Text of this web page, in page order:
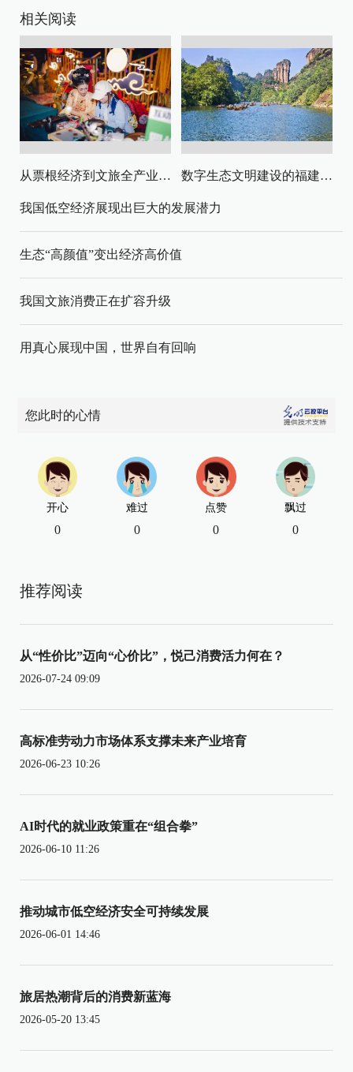
相关阅读
从票根经济到文旅全产业链升级 数字生态文明建设的福建路径与启示
我国低空经济展现出巨大的发展潜力
生态“高颜值”变出经济高价值
我国文旅消费正在扩容升级
用真心展现中国，世界自有回响
您此时的心情
开心
0
难过
0
点赞
0
飘过
0
推荐阅读
从“性价比”迈向“心价比”，悦己消费活力何在？
2026-07-24 09:09
高标准劳动力市场体系支撑未来产业培育
2026-06-23 10:26
AI时代的就业政策重在“组合拳”
2026-06-10 11:26
推动城市低空经济安全可持续发展
2026-06-01 14:46
旅居热潮背后的消费新蓝海
2026-05-20 13:45